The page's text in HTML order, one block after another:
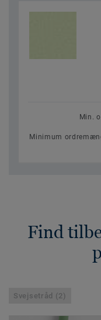
Min.
Minimum
Find
Svejsetråd (2)